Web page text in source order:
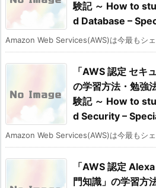
験記 ～ How to
d Database –
Amazon Web Services(AWS)は今最もシ
「AWS 認定 セキ
の学習方法・勉強
験記 ～ How to
d Security –
Amazon Web Services(AWS)は今最もシ
「AWS 認定
門知識」の学習方